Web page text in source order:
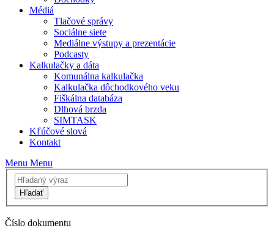
Médiá
Tlačové správy
Sociálne siete
Mediálne výstupy a prezentácie
Podcasty
Kalkulačky a dáta
Komunálna kalkulačka
Kalkulačka dôchodkového veku
Fiškálna databáza
Dlhová brzda
SIMTASK
Kľúčové slová
Kontakt
Menu Menu
Hľadať
Číslo dokumentu